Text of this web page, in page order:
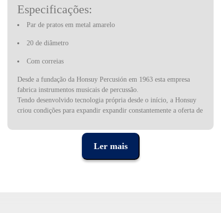
Especificações:
Par de pratos em metal amarelo
20 de diâmetro
Com correias
Desde a fundação da Honsuy Percusión em 1963 esta empresa
fabrica instrumentos musicais de percussão.
Tendo desenvolvido tecnologia própria desde o início, a Honsuy
criou condições para expandir expandir constantemente a oferta de
gama de instrumentos que vão desde os sofisticados tambores de
bateria ou material para banda e orquestra, até aos instrumentos
instrumentos juntamente com o design cuidadoso e qualidade,
Ler mais